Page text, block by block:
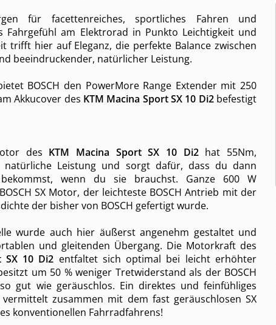
für facettenreiches, sportliches Fahren und
Fahrgefühl am Elektrorad in Punkto Leichtigkeit und
trifft hier auf Eleganz, die perfekte Balance zwischen
beeindruckender, natürlicher Leistung.
BOSCH den PowerMore Range Extender mit 250
Akkucover des KTM Macina Sport SX 10 Di2befestigt
des KTM Macina Sport SX 10 Di2hat 55Nm,
natürliche Leistung und sorgt dafür, dass du dann
bekommst, wenn du sie brauchst. Ganze 600 W
SX Motor, der leichteste BOSCH Antrieb mit der
der bisher von BOSCH gefertigt wurde.
wurde auch hier äußerst angenehm gestaltet und
und gleitenden Übergang. Die Motorkraft des
SX 10 Di2 entfaltet sich optimal bei leicht erhöhter
um 50 % weniger Tretwiderstand als der BOSCH
gut wie geräuschlos. Ein direktes und feinfühliges
zusammen mit dem fast geräuschlosen SX
konventionellen Fahrradfahrens!